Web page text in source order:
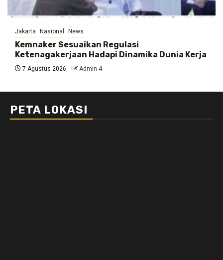
Jakarta Nasional News
Kemnaker Sesuaikan Regulasi
Ketenagakerjaan Hadapi Dinamika Dunia Kerja
7 Agustus 2026 Admin 4
PETA LOKASI